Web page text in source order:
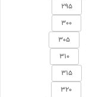
295
300
305
310
315
320